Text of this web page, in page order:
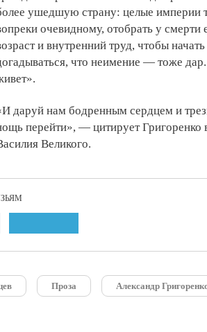
ушедшую страну: целые империи
очевидному, отобрать у
и внутренний труд, чтобы
что неимение — тоже
даруй нам бодренным сердцем и
перейти», — цитирует Григоренко
Великого.
Проза Александр